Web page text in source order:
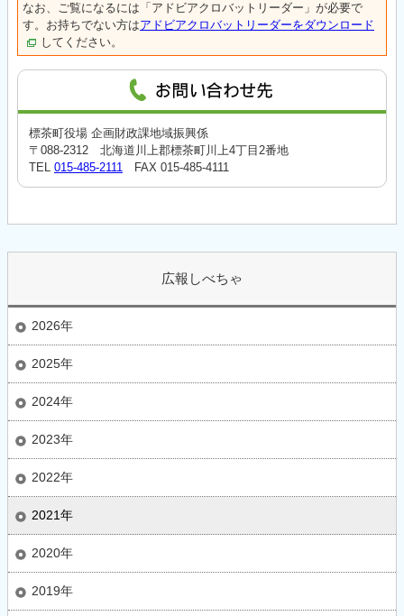
なお、ご覧になるには「アドビアクロバットリーダー」が必要で
す。お持ちでない方はアドビアクロバットリーダーをダウンロード
してください。
標茶町役場 企画財政課地域振興係
〒088-2312 北海道川上郡標茶町川上4丁目2番地
TEL 015-485-2111 FAX 015-485-4111
広報しべちゃ
2026年
2025年
2024年
2023年
2022年
2021年
2020年
2019年